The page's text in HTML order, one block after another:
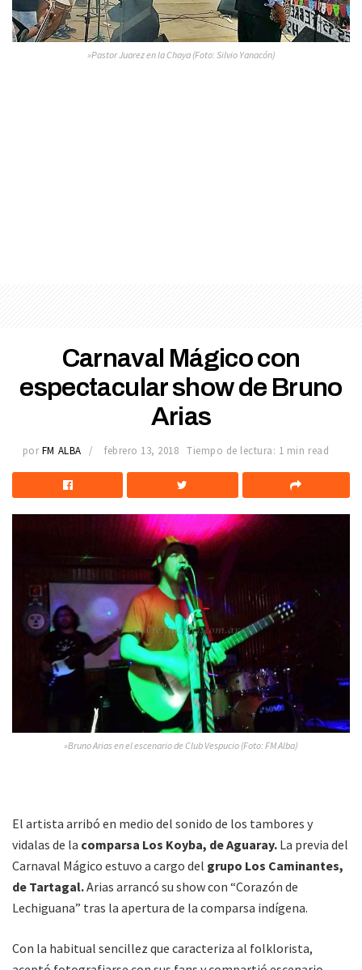
»Pastor Juarez en la Chaya (Foto: Silvio Yanacón)
Carnaval Mágico con
espectacular show de Bruno
Arias
por FM ALBA febrero 13, 2018 Tiempo de lectura: 1 min read
»Bruno Arias en el escenario de Club Vespucio (Foto: FM Alba)
El artista arribó en medio del sonido de los tambores y
vidalas de la comparsa Los Koyba, de Aguaray. La previa del
Carnaval Mágico estuvo a cargo del grupo Los Caminantes,
de Tartagal.Arias arrancó su show con “Corazón de
Lechiguana” tras la apertura de la comparsa indígena.
Con la habitual sencillez que caracteriza al folklorista,